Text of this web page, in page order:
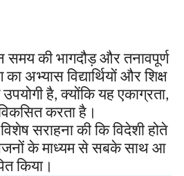
समयकीभागदौड़औरतनावपूर्ण
काअभ्यासविद्यार्थियोंऔरशिक्ष
उपयोगीहै,क्योंकियहएकाग्रता,
करताहै।
विशेषसराहनाकीकिविदेशीहोते
केमाध्यमसेसबकेसाथआ
किया।